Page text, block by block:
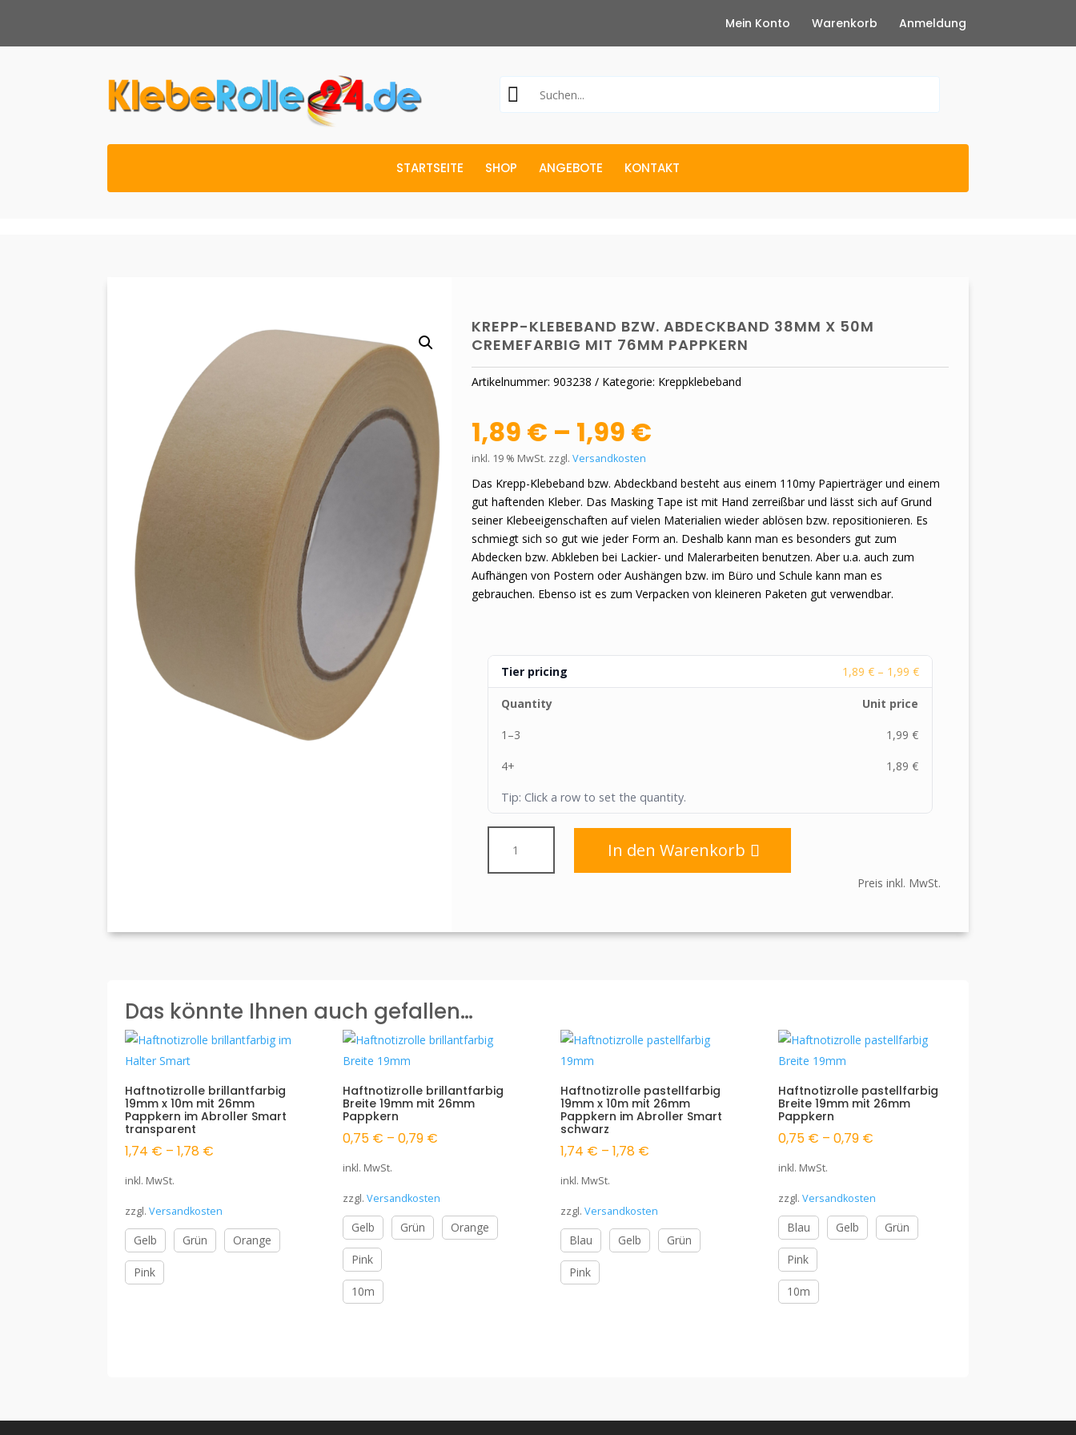
Mein Konto Warenkorb Anmeldung
STARTSEITE SHOP ANGEBOTE KONTAKT
KREPP-KLEBEBAND BZW. ABDECKBAND 38MM X 50M
CREMEFARBIG MIT 76MM PAPPKERN
Artikelnummer:903238 Kategorie: Kreppklebeband
1,89 € – 1,99 €
inkl. 19 % MwSt. zzgl.Versandkosten
Das Krepp-Klebeband bzw. Abdeckband besteht aus einem 110my Papierträger und einem
gut haftenden Kleber. Das Masking Tape ist mit Hand zerreißbar und lässt sich auf Grund
seiner Klebeeigenschaften auf vielen Materialien wieder ablösen bzw. repositionieren. Es
schmiegt sich so gut wie jeder Form an. Deshalb kann man es besonders gut zum
Abdecken bzw. Abkleben bei Lackier- und Malerarbeiten benutzen. Aber u.a. auch zum
Aufhängen von Postern oder Aushängen bzw. im Büro und Schule kann man es
gebrauchen. Ebenso ist es zum Verpacken von kleineren Paketen gut verwendbar.
Tier pricing 1,89 €– 1,99 €
Quantity Unit price
1–3 1,99€
4+ 1,89€
Tip: Click a row to set the quantity.
Klebeband
bzw.
Menge
In den Warenkorb
Preis inkl. MwSt.
Das könnte Ihnen auch gefallen…
Haftnotizrolle brillantfarbig
19mm x 10m mit 26mm
Pappkern im Abroller Smart
transparent
1,74 € –1,78 €
inkl. MwSt.
zzgl.Versandkosten
Gelb Grün Orange
Pink
Haftnotizrolle brillantfarbig
Breite 19mm mit 26mm
Pappkern
0,75 € –0,79 €
inkl. MwSt.
zzgl.Versandkosten
Gelb Grün Orange
Pink
10m
Haftnotizrolle pastellfarbig
19mm x 10m mit 26mm
Pappkern im Abroller Smart
schwarz
1,74 € –1,78 €
inkl. MwSt.
zzgl.Versandkosten
Blau Gelb Grün
Pink
Haftnotizrolle pastellfarbig
Breite 19mm mit 26mm
Pappkern
0,75 € –0,79 €
inkl. MwSt.
zzgl.Versandkosten
Blau Gelb Grün
Pink
10m